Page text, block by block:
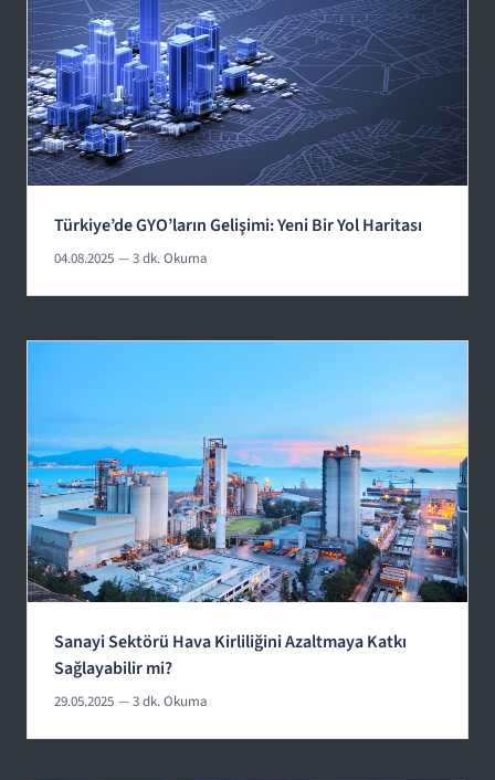
Türkiye’de GYO’ların Gelişimi: Yeni Bir Yol Haritası
04.08.2025 — 3 dk. Okuma
Sanayi Sektörü Hava Kirliliğini Azaltmaya Katkı
Sağlayabilir mi?
29.05.2025 — 3 dk. Okuma